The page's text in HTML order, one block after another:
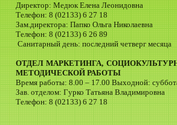
Директор: Медюк Елена Леонидовна
Телефон: 8 (02133) 6 27 18
Зам.директора: Папко Ольга Николаевна
Телефон: 8 (02133) 6 26 89
Санитарный день: последний четверг месяца
ОТДЕЛ МАРКЕТИНГА,
МЕТОДИЧЕСКОЙ РАБОТЫ
Время работы: 8.00 – 17.00 Выходной:
Зав. отделом: Гурко Татьяна Владимировна
Телефон: 8 (02133) 6 27 18